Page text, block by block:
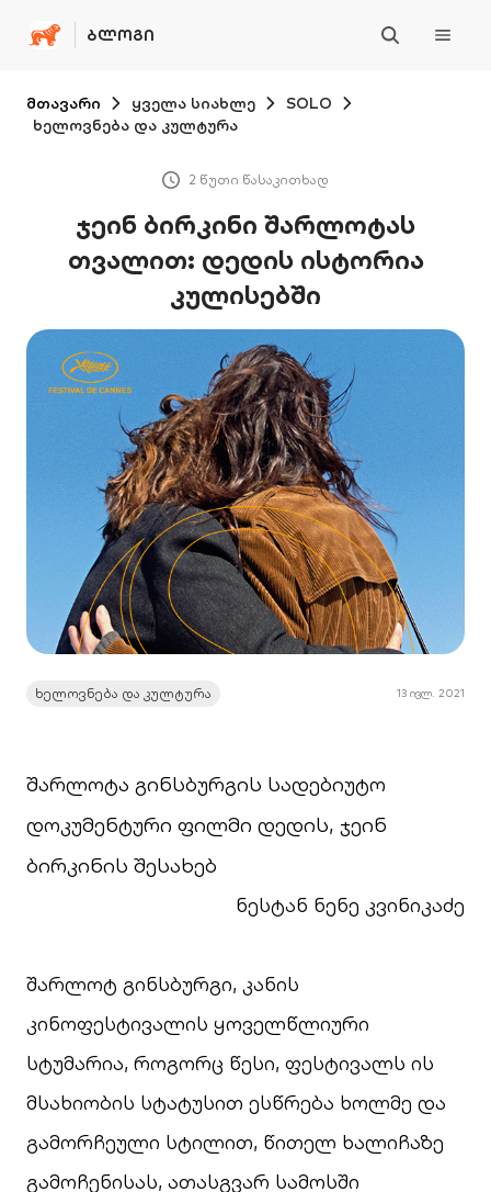
ᲑᲚᲝᲒᲘ
მთავარი ყველა სიახლე
SOLO
ხელოვნება და კულტურა
2 წუთი წასაკითხად
ჯეინ ბირკინი შარლოტას
თვალით: დედის ისტორია
კულისებში
ხელოვნება და კულტურა 13 ივლ. 2021
შარლოტა გინსბურგის სადებიუტო
დოკუმენტური ფილმი დედის, ჯეინ
ბირკინის შესახებ
ნესტან ნენე კვინიკაძე
შარლოტ გინსბურგი, კანის
კინოფესტივალის ყოველწლიური
სტუმარია, როგორც წესი, ფესტივალს ის
მსახიობის სტატუსით ესწრება ხოლმე და
გამორჩეული სტილით, წითელ ხალიჩაზე
გამოჩენისას, ათასგვარ სამოსში